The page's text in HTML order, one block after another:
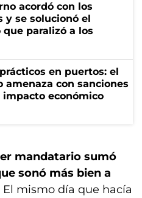
acordó con los
y se solucionó el
paralizó a los
en puertos: el
amenaza con sanciones
impacto económico
mandatario sumó
sonó más bien a
El mismo día que hacía